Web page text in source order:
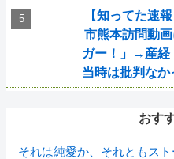
【知ってた速
市熊本訪問動
ガー！」→産経
当時は批判なか
おす
それは純愛か、それともス